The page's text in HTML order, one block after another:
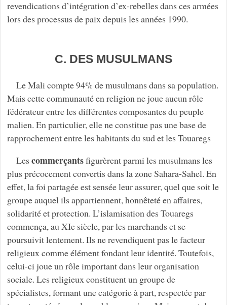
revendications d’intégration d’ex-rebelles dans ces armées
lors des processus de paix depuis les années 1990.
C. DES MUSULMANS
Le Mali compte 94% de musulmans dans sa population.
Mais cette communauté en religion ne joue aucun rôle
fédérateur entre les différentes composantes du peuple
malien. En particulier, elle ne constitue pas une base de
rapprochement entre les habitants du sud et les Touaregs
Les commerçantsfigurèrent parmi les musulmans les
plus précocement convertis dans la zone Sahara-Sahel. En
effet, la foi partagée est sensée leur assurer, quel que soit le
groupe auquel ils appartiennent, honnêteté en affaires,
solidarité et protection. L’islamisation des Touaregs
commença, au XIe siècle, par les marchands et se
poursuivit lentement. Ils ne revendiquent pas le facteur
religieux comme élément fondant leur identité. Toutefois,
celui-ci joue un rôle important dans leur organisation
sociale. Les religieux constituent un groupe de
spécialistes, formant une catégorie à part, respectée par